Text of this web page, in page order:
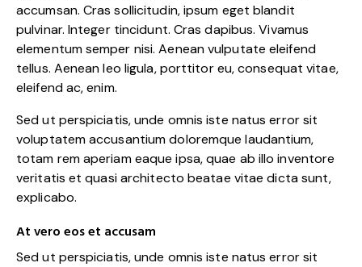
accumsan. Cras sollicitudin, ipsum eget blandit
pulvinar. Integer tincidunt. Cras dapibus. Vivamus
elementum semper nisi. Aenean vulputate eleifend
tellus. Aenean leo ligula, porttitor eu, consequat vitae,
eleifend ac, enim.
Sed ut perspiciatis, unde omnis iste natus error sit
voluptatem accusantium doloremque laudantium,
totam rem aperiam eaque ipsa, quae ab illo inventore
veritatis et quasi architecto beatae vitae dicta sunt,
explicabo.
At vero eos et accusam
Sed ut perspiciatis, unde omnis iste natus error sit